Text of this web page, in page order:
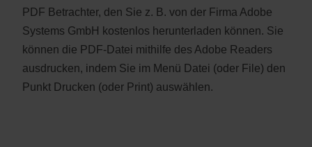
PDF Betrachter, den Sie z. B. von der Firma Adobe
Systems GmbH kostenlos herunterladen können. Sie
können die PDF-Datei mithilfe des Adobe Readers
ausdrucken, indem Sie im Menü Datei (oder File) den
Punkt Drucken (oder Print) auswählen.